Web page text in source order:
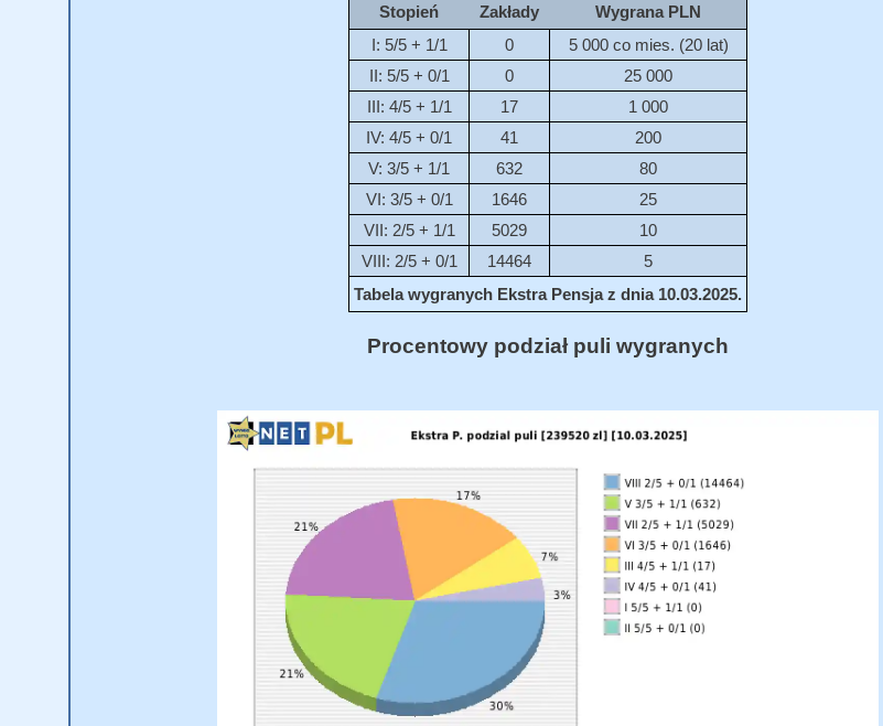
Stopień Zakłady
Wygrana PLN
I: 5/5 + 1/1
0
5 000 co mies. (20 lat)
II: 5/5 + 0/1
0
25 000
III: 4/5 + 1/1
17
1 000
IV: 4/5 + 0/1
41
200
V: 3/5 + 1/1
632
80
VI: 3/5 + 0/1
1646
25
VII: 2/5 + 1/1
5029
10
VIII: 2/5 + 0/1
14464
5
Tabela wygranych Ekstra Pensja z dnia 10.03.2025.
Procentowy podział puli wygranych